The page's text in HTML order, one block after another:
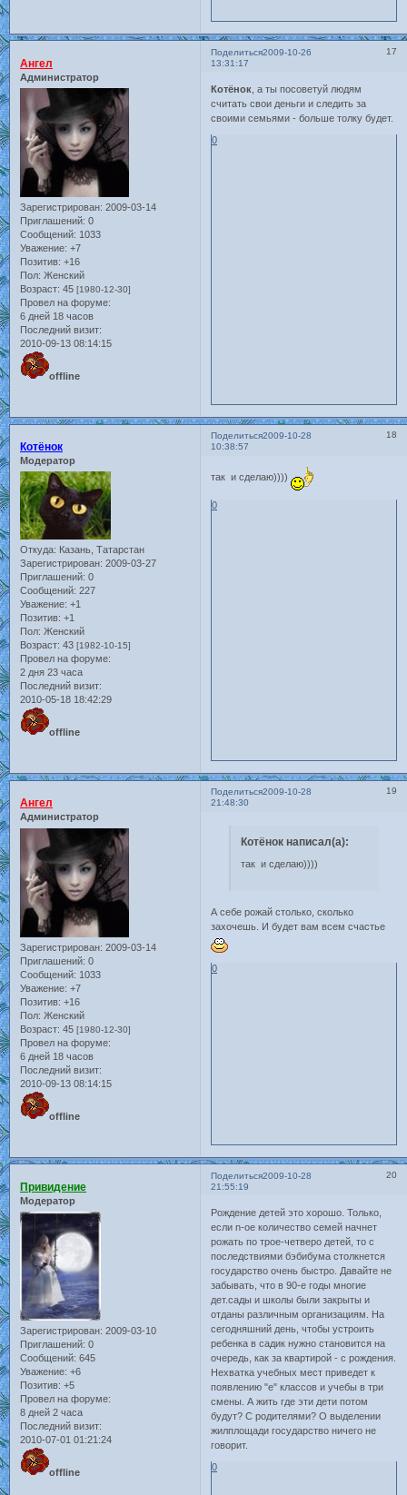
Поделиться 17
2009-10-26
13:31:17
Ангел
Администратор
Зарегистрирован: 2009-03-14
Приглашений: 0
Сообщений: 1033
Уважение: +7
Позитив: +16
Пол: Женский
Возраст: 45 [1980-12-30]
Провел на форуме:
6 дней 18 часов
Последний визит:
2010-09-13 08:14:15
offline
Котёнок , а ты посоветуй людям
считать свои деньги и следить за
своими семьями - больше толку будет.
0
Поделиться 18
2009-10-28
10:38:57
Котёнок
Модератор
Откуда: Казань, Татарстан
Зарегистрирован: 2009-03-27
Приглашений: 0
Сообщений: 227
Уважение: +1
Позитив: +1
Пол: Женский
Возраст: 43 [1982-10-15]
Провел на форуме:
2 дня 23 часа
Последний визит:
2010-05-18 18:42:29
offline
так и сделаю))))
0
Поделиться 19
2009-10-28
21:48:30
Ангел
Администратор
Зарегистрирован: 2009-03-14
Приглашений: 0
Сообщений: 1033
Уважение: +7
Позитив: +16
Пол: Женский
Возраст: 45 [1980-12-30]
Провел на форуме:
6 дней 18 часов
Последний визит:
2010-09-13 08:14:15
offline
Котёнок написал(а):
так и сделаю))))
А себе рожай столько, сколько
захочешь. И будет вам всем счастье
0
Поделиться 20
2009-10-28
21:55:19
Привидение
Модератор
Зарегистрирован: 2009-03-10
Приглашений: 0
Сообщений: 645
Уважение: +6
Позитив: +5
Провел на форуме:
8 дней 2 часа
Последний визит:
2010-07-01 01:21:24
offline
Рождение детей это хорошо. Только,
если n-ое количество семей начнет
рожать по трое-четверо детей, то с
последствиями бэбибума столкнется
государство очень быстро. Давайте не
забывать, что в 90-е годы многие
дет.сады и школы были закрыты и
отданы различным организациям. На
сегодняшний день, чтобы устроить
ребенка в садик нужно становится на
очередь, как за квартирой - с рождения.
Нехватка учебных мест приведет к
появлению "е" классов и учебы в три
смены. А жить где эти дети потом
будут? С родителями? О выделении
жилплощади государство ничего не
говорит.
0